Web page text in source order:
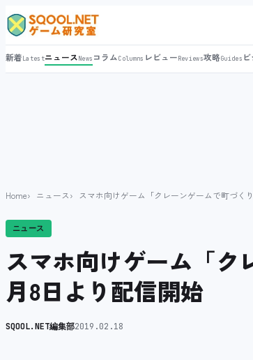
新着LatestニュースNews コラムColumns レビューReviews攻略Guides
Home ニュース スマホ向けゲーム「クレーンゲームで町づく
ニュース
スマホ向けゲーム「ク
月8日より配信開始
SQOOL.NET編集部2019.02.18